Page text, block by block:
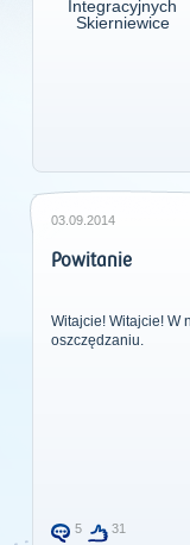
03.09.2014
Powitanie
Witajcie! Witajcie! W
oszczędzaniu.
5 31